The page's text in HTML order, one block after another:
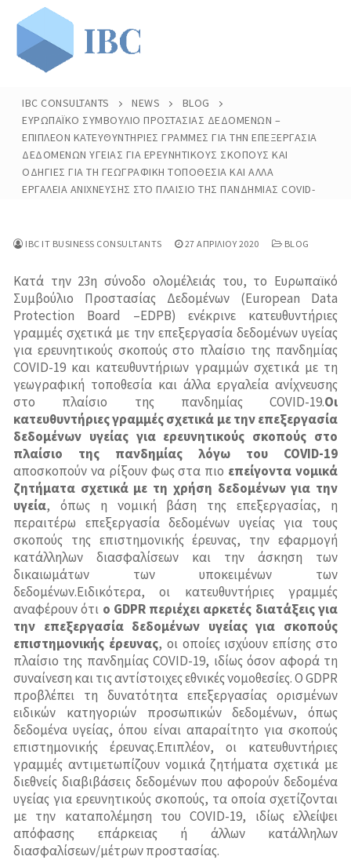
Μετάβαση
στο
περιεχόμενο
Αρχική
H Εταιρία
Οργανόγραμμα
Αποστολή Βιογραφικού
Τρέχουσες Επιδοτήσεις
Παλαιότερες Επιδοτήσεις
Ευρωπαϊκά Προγράμματα
Συστήματα Διαχείρισης
Σύστημα Διαχείρισης Ποιότητας-ISO 9001
Σύστημα Διαχείρισης Ποιότητας-ISO 9001
Σεμινάρια
Σύστημα Περιβαλλοντικής Διαχείρισης-ISO 14001
Σύστημα Διαχείρισης για Εργαστήρια Δοκιμών και
Διακριβώσεων-ISO 17025
Σύστημα Υγιεινής και Ασφάλειας Εργασίας-OHSAS
18001
Σύστημα Υγιεινής και Ασφάλειας Τροφίμων-ISO
22000 (HACCP)
ISO 20000 (ITSM)
ISO 37001:2016 Συστήματα Διαχείρισης κατά της
Δωροδοκίας
Σύστημα Διαχείρισης Ασφάλειας Πληροφοριών
(ISMS) -ISO 27001
Σύστημα Οδικής Ασφάλειας (Road Traffic Safety)-
ISO 39001
Υπηρεσίες Εναρμόνισης με τις Απαιτήσεις του Νέου
Ευρωπαϊκού Κανονισμού GDPR 2016/679
Μελέτες
Business Process Re-engineering
Στρατηγικός Σχεδιασμός-Επιχειρηματικά Σχέδια
Στελέχωση Ανθρώπινου Δυναμικού με Σύστημα
Αξιολόγησης
Μελέτες Σκοπιμότητας και Βιωσιμότητας
Κλαδικές Μελέτες
Έρευνα Αγοράς
Δημόσιος Τομέας
Ιδιωτικός Τομέας
Τα Νέα Μας
Άρθρα
Προϊόντα
Process
Market Campaign
Επικοινωνία
IBC CONSULTANTS NEWS
BLOG
ΕΥΡΩΠΑΪΚΌ ΣΥΜΒΟΎΛΙΟ ΠΡΟΣΤΑΣΊΑΣ ΔΕΔΟΜΈΝΩΝ –
ΕΠΙΠΛΈΟΝ ΚΑΤΕΥΘΥΝΤΉΡΙΕΣ ΓΡΑΜΜΈΣ ΓΙΑ ΤΗΝ ΕΠΕΞΕΡΓΑΣΊΑ
ΔΕΔΟΜΈΝΩΝ ΥΓΕΊΑΣ ΓΙΑ ΕΡΕΥΝΗΤΙΚΟΎΣ ΣΚΟΠΟΎΣ ΚΑΙ
ΟΔΗΓΊΕΣ ΓΙΑ ΤΗ ΓΕΩΓΡΑΦΙΚΉ ΤΟΠΟΘΕΣΊΑ ΚΑΙ ΆΛΛΑ
ΕΡΓΑΛΕΊΑ ΑΝΊΧΝΕΥΣΗΣ ΣΤΟ ΠΛΑΊΣΙΟ ΤΗΣ ΠΑΝΔΗΜΊΑΣ COVID-
IBC IT BUSINESS CONSULTANTS 27 ΑΠΡΙΛΊΟΥ 2020 BLOG
Κατά την 23η σύνοδο ολομέλειάς του, το Ευρωπαϊκό
Συμβούλιο Προστασίας Δεδομένων (European Data
Protection Board –EDPB) ενέκρινε κατευθυντήριες
γραμμές σχετικά με την επεξεργασία δεδομένων υγείας
για ερευνητικούς σκοπούς στο πλαίσιο της πανδημίας
COVID-19 και κατευθυντήριων γραμμών σχετικά με τη
γεωγραφική τοποθεσία και άλλα εργαλεία ανίχνευσης
στο πλαίσιο της πανδημίας COVID-19.Οι
κατευθυντήριες γραμμές σχετικά με την επεξεργασία
δεδομένων υγείας για ερευνητικούς σκοπούς στο
πλαίσιο της πανδημίας λόγω του COVID-19
αποσκοπούν να ρίξουν φως στα πιο επείγοντα νομικά
ζητήματα σχετικά με τη χρήση δεδομένων για την
υγεία, όπως η νομική βάση της επεξεργασίας, η
περαιτέρω επεξεργασία δεδομένων υγείας για τους
σκοπούς της επιστημονικής έρευνας, την εφαρμογή
κατάλληλων διασφαλίσεων και την άσκηση των
δικαιωμάτων των υποκειμένων των
δεδομένων.Ειδικότερα, οι κατευθυντήριες γραμμές
αναφέρουν ότι ο GDPR περιέχει αρκετές διατάξεις για
την επεξεργασία δεδομένων υγείας για σκοπούς
επιστημονικής έρευνας, οι οποίες ισχύουν επίσης στο
πλαίσιο της πανδημίας COVID-19, ιδίως όσον αφορά τη
συναίνεση και τις αντίστοιχες εθνικές νομοθεσίες. Ο GDPR
προβλέπει τη δυνατότητα επεξεργασίας ορισμένων
ειδικών κατηγοριών προσωπικών δεδομένων, όπως
δεδομένα υγείας, όπου είναι απαραίτητο για σκοπούς
επιστημονικής έρευνας.Επιπλέον, οι κατευθυντήριες
γραμμές αντιμετωπίζουν νομικά ζητήματα σχετικά με
διεθνείς διαβιβάσεις δεδομένων που αφορούν δεδομένα
υγείας για ερευνητικούς σκοπούς, τα οποία σχετίζονται
με την καταπολέμηση του COVID-19, ιδίως ελλείψει
απόφασης επάρκειας ή άλλων κατάλληλων
διασφαλίσεων/μέτρων προστασίας.